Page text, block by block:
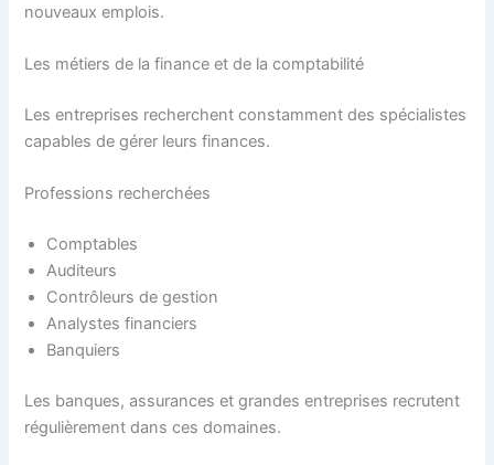
nouveaux emplois.
Les métiers de la finance et de la comptabilité
Les entreprises recherchent constamment des spécialistes
capables de gérer leurs finances.
Professions recherchées
Comptables
Auditeurs
Contrôleurs de gestion
Analystes financiers
Banquiers
Les banques, assurances et grandes entreprises recrutent
régulièrement dans ces domaines.